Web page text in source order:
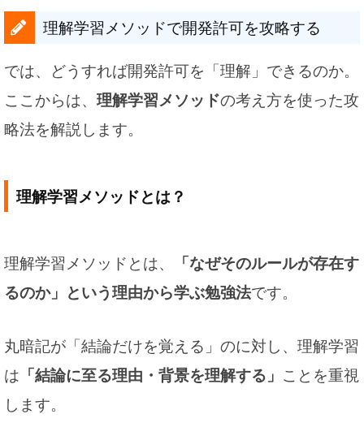
理解学習メソッドで開発許可を攻略する
では、どうすれば開発許可を「理解」できるのか。
ここからは、 理解学習メソッドの考え方を使った攻
略法を解説します。
理解学習メソッドとは？
理解学習メソッドとは、
「なぜそのルールが存在す
るのか」という理由から学ぶ勉強法です。
丸暗記が「結論だけを覚える」のに対し、理解学習
は 「結論に至る理由・背景を理解する」 ことを重視
します。